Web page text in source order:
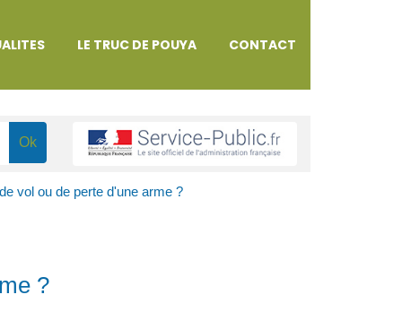
LE TRUC DE POUYA CONTACT
vol ou de perte d'une arme ?
?